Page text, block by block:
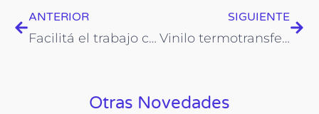
Prev
ANTERIOR
Facilitá el trabajo con este set de espátulas
SIGUIENTE
Vinilo termotransferible fantasía
Otras Novedades